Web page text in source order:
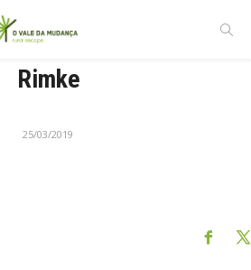
Rimke
25/03/2019